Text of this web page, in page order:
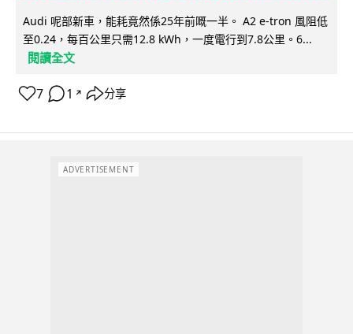
Audi 呢部新車，能耗竟然係25年前嘅一半。 A2 e-tron 風阻低
至0.24，每百公里只需12.8 kWh，一度電行到7.8公里。6...
閱讀全文
7 1 ↗ 分享
ADVERTISEMENT